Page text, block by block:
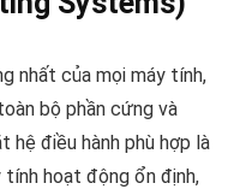
nhất của mọi máy tính,
bộ phần cứng và
hệ điều hành phù hợp là
hoạt động ổn định,